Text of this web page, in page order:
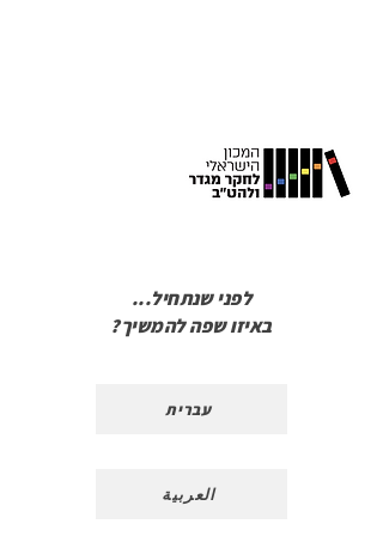
לפני שנתחיל...
באיזו שפה להמשיך?
עברית
العربية